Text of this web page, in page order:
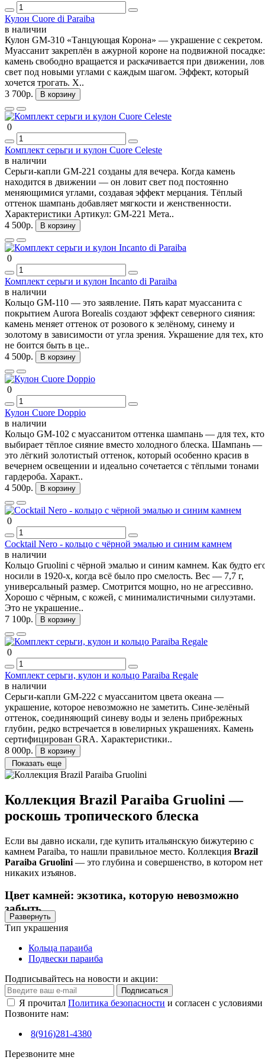
Кулон Cuore di Paraiba
в наличии
Кулон GM-310 «Танцующая Корона» — украшение с секретом.
Муассанит закреплён в ажурной короне на подвижной посадке:
камень свободно вращается и раскачивается при движении,
свет под новыми углами с каждым шагом. Эффект, который
хочется трогать. Х..
3 700р.
В корзину
0
Комплект серьги и кулон Cuore Celeste
в наличии
Серьги-капли GM-221 созданы для вечера. Когда камень
находится в движении — он ловит свет под постоянно
меняющимися углами, создавая эффект мерцания. Тёплый
оттенок шампань добавляет мягкости и женственности.
Характеристики Артикул: GM-221 Мета..
4 500р.
В корзину
0
Комплект серьги и кулон Incanto di Paraiba
в наличии
Кольцо GM-110 — это заявление. Пять карат муассанита с
покрытием Aurora Borealis создают эффект северного сияния:
камень меняет оттенок от розового к зелёному, синему и
золотому в зависимости от угла зрения. Украшение для тех, кто
не боится быть в це..
4 500р.
В корзину
0
Кулон Cuore Doppio
в наличии
Кольцо GM-102 с муассанитом оттенка шампань — для тех, кто
выбирает тёплое сияние вместо холодного блеска. Шампань —
это лёгкий золотистый оттенок, который особенно красив в
вечернем освещении и идеально сочетается с тёплыми тонами
гардероба. Характ..
4 500р.
В корзину
0
Cocktail Nero - кольцо с чёрной эмалью и синим камнем
в наличии
Кольцо Gruolini с чёрной эмалью и синим камнем. Как будто
носили в 1920-х, когда всё было про смелость. Вес — 7,7 г,
универсальный размер. Смотрится мощно, но не агрессивно.
Хорошо с чёрным, с кожей, с минималистичными силуэтами.
Это не украшение..
7 100р.
В корзину
0
Комплект серьги, кулон и кольцо Paraiba Regale
в наличии
Серьги-капли GM-222 с муассанитом цвета океана —
украшение, которое невозможно не заметить. Сине-зелёный
оттенок, соединяющий синеву воды и зелень прибрежных
глубин, редко встречается в ювелирных украшениях. Камень
сертифицирован GRA. Характеристики..
8 000р.
В корзину
Показать еще
Коллекция Brazil Paraiba Gruolini —
роскошь тропического блеска
Если вы давно искали, где купить итальянскую бижутерию с
камнем Paraiba, то нашли правильное место. Коллекция Brazil
Paraiba Gruolini — это глубина и совершенство, в котором нет
никаких изъянов.
Цвет камней: экзотика, которую невозможно
забыть
Драгоценный камень Paraiba — это редкость природы, которая
морской свет и тропическое небо. В этой коллекции он
становится центральным акцентом, превращая каждое
украшение в произведение искусства.
Что делает эту коллекцию особенной?
Итальянский дизайн, выполненный с любовью к деталям
Камни Paraiba с ручной огранкой, каждый — уникален
Украшения из ювелирного сплава с серебром и
родием
Развернуть
Тип украшения
Кольца параиба
Подвески параиба
Подписывайтесь на новости и акции:
Подписаться
Я прочитал Политика безопасности и согласен с условиями
Позвоните нам:
8(916)281-4380
Перезвоните мне